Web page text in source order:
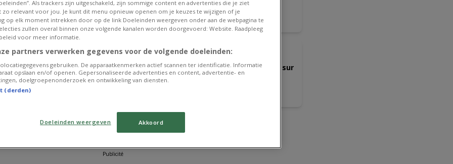
Expire le
12/08
Expire le
12/08
Expire le
12/08
ANTICIPÉ
Colruyt
Nos meilleures
bonnes affaires
Expire le
-5 JOURS
Weba
Oferta
Super réductions sur
des produits
VOIR PLUS
Publicité
Als trackers zijn uitgeschakeld, zijn sommige content en advertenties die je ziet
zo relevant voor jou. Je kunt dit menu opnieuw openen om je keuzes te wijzigen of je
op elk moment intrekken door op de link Doeleinden weergeven onder aan de webpagina te
zullen overal binnen onze volgende kanalen worden doorgevoerd: Website. Raadpleeg
voor meer informatie.
partners verwerken gegevens voor de volgende doeleinden:
gebruiken. De apparaatkenmerken actief scannen ter identificatie. Informatie
opslaan en/of openen. Gepersonaliseerde advertenties en content, advertentie- en
doelgroepenonderzoek en ontwikkeling van diensten.
(derden)
Doeleinden weergeven Akkoord